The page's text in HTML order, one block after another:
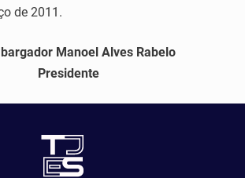
de 2011.
Manoel Alves Rabelo
Presidente